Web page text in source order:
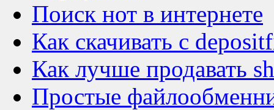
Поиск нот в интернете
Как скачивать с
Как лучше продавать
Простые